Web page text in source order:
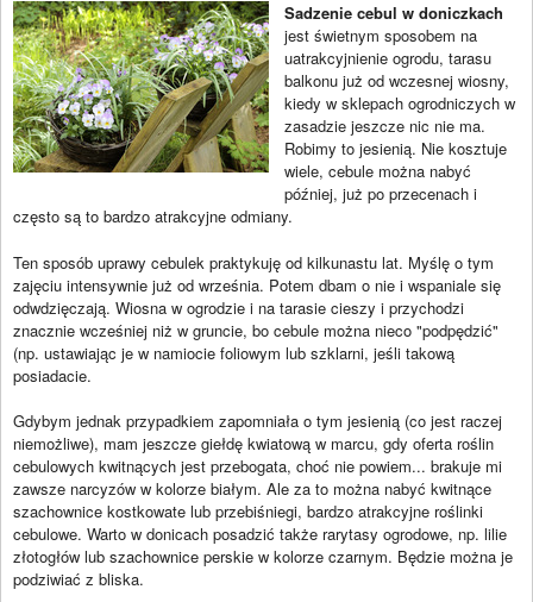
Sadzenie cebul w doniczkach
jest świetnym sposobem na
uatrakcyjnienie ogrodu, tarasu
balkonu już od wczesnej wiosny,
kiedy w sklepach ogrodniczych w
zasadzie jeszcze nic nie ma.
Robimy to jesienią. Nie kosztuje
wiele, cebule można nabyć
później, już po przecenach i
często są to bardzo atrakcyjne odmiany.
Ten sposób uprawy cebulek praktykuję od kilkunastu lat. Myślę o tym
zajęciu intensywnie już od września. Potem dbam o nie i wspaniale się
odwdzięczają. Wiosna w ogrodzie i na tarasie cieszy i przychodzi
znacznie wcześniej niż w gruncie, bo cebule można nieco "podpędzić"
(np. ustawiając je w namiocie foliowym lub szklarni, jeśli takową
posiadacie.
Gdybym jednak przypadkiem zapomniała o tym jesienią (co jest raczej
niemożliwe), mam jeszcze giełdę kwiatową w marcu, gdy oferta roślin
cebulowych kwitnących jest przebogata, choć nie powiem... brakuje mi
zawsze narcyzów w kolorze białym. Ale za to można nabyć kwitnące
szachownice kostkowate lub przebiśniegi, bardzo atrakcyjne roślinki
cebulowe. Warto w donicach posadzić także rarytasy ogrodowe, np. lilie
złotogłów lub szachownice perskie w kolorze czarnym. Będzie można je
podziwiać z bliska.